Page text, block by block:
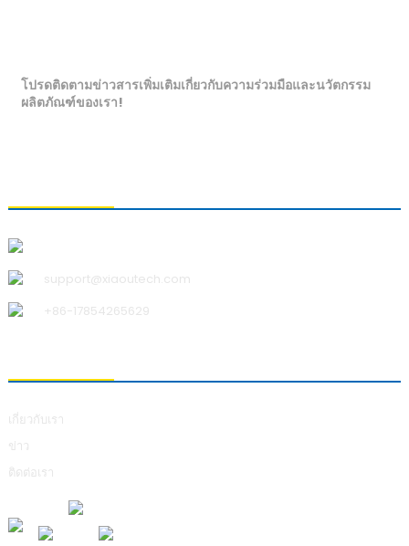
โปรดติดตามข่าวสารเพิ่มเติมเกี่ยวกับความร่วมมือและนวัตกรรม
ผลิตภัณฑ์ของเรา!
support@xiaoutech.com
+86-17854265629
เกี่ยวกับเรา
ข่าว
ติดต่อเรา